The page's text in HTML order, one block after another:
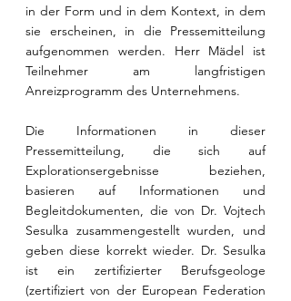
in der Form und in dem Kontext, in dem
sie erscheinen, in die Pressemitteilung
aufgenommen werden. Herr Mädel ist
Teilnehmer am langfristigen
Anreizprogramm des Unternehmens.
Die Informationen in dieser
Pressemitteilung, die sich auf
Explorationsergebnisse beziehen,
basieren auf Informationen und
Begleitdokumenten, die von Dr. Vojtech
Sesulka zusammengestellt wurden, und
geben diese korrekt wieder. Dr. Sesulka
ist ein zertifizierter Berufsgeologe
(zertifiziert von der European Federation